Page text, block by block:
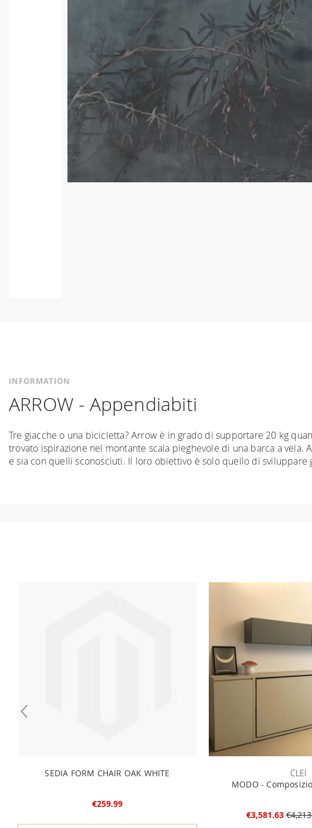
images
INFORMATION
ARROW - Appendiabiti
Tre giacche o una bicicletta? Arrow è in grado di supportare 20 kg
trovato ispirazione nel montante scala pieghevole di una barca a
e sia con quelli sconosciuti. Il loro obiettivo è solo quello di
SEDIA FORM CHAIR OAK WHITE
€259.99
CLEI
MODO -
€3,581.63